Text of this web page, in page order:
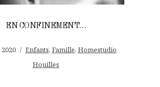
EN CONFINEMENT…
Enfants, Famille, Homestudio
Houilles